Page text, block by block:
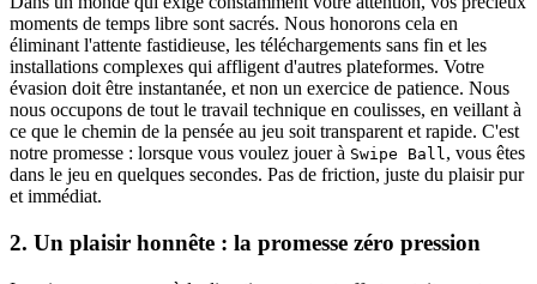
moments de temps libre sont sacrés. Nous honorons cela en
éliminant l'attente fastidieuse, les téléchargements sans fin et les
installations complexes qui affligent d'autres plateformes. Votre
évasion doit être instantanée, et non un exercice de patience. Nous
nous occupons de tout le travail technique en coulisses, en veillant à
ce que le chemin de la pensée au jeu soit transparent et rapide. C'est
notre promesse : lorsque vous voulez jouer à Swipe Ball, vous êtes
dans le jeu en quelques secondes. Pas de friction, juste du plaisir pur
et immédiat.
2. Un plaisir honnête : la promesse zéro pression